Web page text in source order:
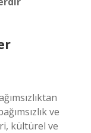
ve
kültürel ve